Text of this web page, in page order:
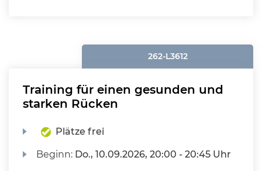
262-L3612
Training für einen gesunden und
starken Rücken
Plätze frei
Beginn: Do., 10.09.2026, 20:00 - 20:45 Uhr